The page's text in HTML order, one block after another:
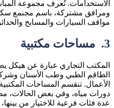
الاستخدامات. تُعرف مجموعة
ومرافق مشتركة، باسم مجنمع
مواقف السيارات والمسابح
3. مساحات مكتبية
المكتب التجاري عبارة عن هيكل
الطاقم الطبي وطب الأسنان
الأعمال. تنقسم المساحات
دورات مياه، وفي بعض الحالات،
عدة فئات فرعية للاختيار من